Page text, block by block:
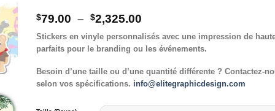
$79.00 – $2,325.00
de
prix :
$79.00
$2,325.00
Stickers en vinyle personnalisés avec une impression de
parfaits pour le branding ou les événements.
Besoin d’une taille ou d’une quantité différente ? Contactez-
selon vos spécifications. info@elitegraphicdesign.com